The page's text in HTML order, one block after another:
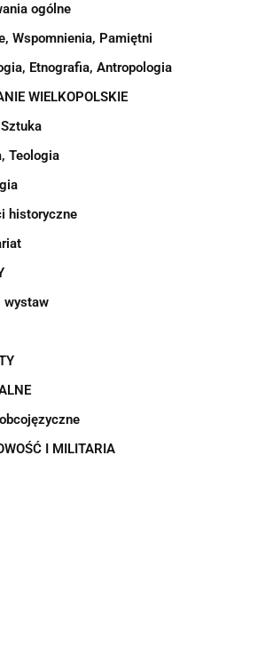
ogólne
Wspomnienia, Pamiętni
Etnografia, Antropologia
WIELKOPOLSKIE
Teologia
historyczne
wystaw
I MILITARIA